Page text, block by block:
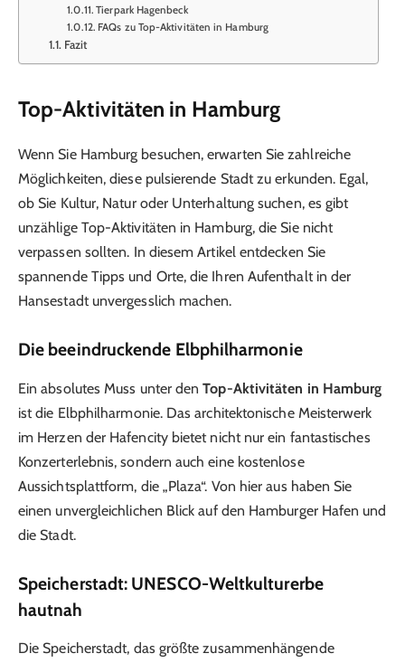
Tierpark Hagenbeck
FAQs zu Top-Aktivitäten in Hamburg
Fazit
Top-Aktivitäten in Hamburg
Wenn Sie Hamburg besuchen, erwarten Sie zahlreiche
Möglichkeiten, diese pulsierende Stadt zu erkunden. Egal,
ob Sie Kultur, Natur oder Unterhaltung suchen, es gibt
unzählige Top-Aktivitäten in Hamburg, die Sie nicht
verpassen sollten. In diesem Artikel entdecken Sie
spannende Tipps und Orte, die Ihren Aufenthalt in der
Hansestadt unvergesslich machen.
Die beeindruckende Elbphilharmonie
Ein absolutes Muss unter denTop-Aktivitäten in Hamburg
ist die Elbphilharmonie. Das architektonische Meisterwerk
im Herzen der Hafencity bietet nicht nur ein fantastisches
Konzerterlebnis, sondern auch eine kostenlose
Aussichtsplattform, die „Plaza“. Von hier aus haben Sie
einen unvergleichlichen Blick auf den Hamburger Hafen und
die Stadt.
Speicherstadt: UNESCO-Weltkulturerbe
hautnah
Die Speicherstadt, das größte zusammenhängende